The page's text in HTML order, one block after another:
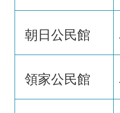
朝日公民館
領家公民館